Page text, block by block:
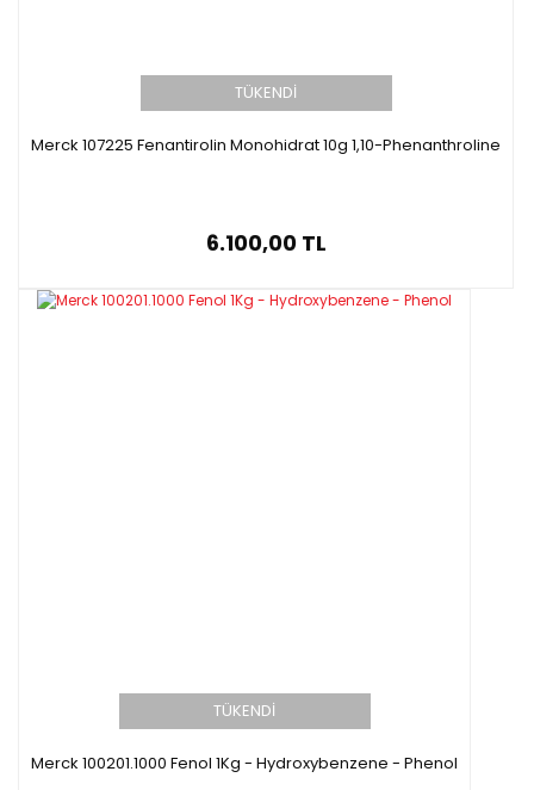
TÜKENDİ
Merck 107225 Fenantirolin Monohidrat 10g 1,10-Phenanthroline
6.100,00 TL
TÜKENDİ
Merck 100201.1000 Fenol 1Kg - Hydroxybenzene - Phenol